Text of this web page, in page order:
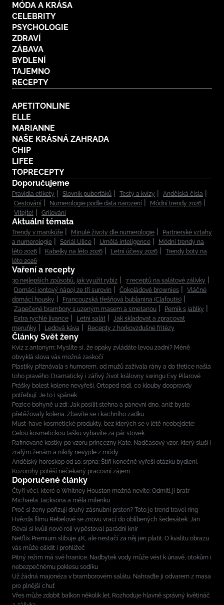
MÓDA A KRÁSA
CELEBRITY
PSYCHOLOGIE
ZDRAVÍ
ZÁBAVA
BYDLENÍ
TAJEMNO
RECEPTY
APETITONLINE
ELLE
MARIANNE
NAŠE KRÁSNÁ ZAHRADA
CHIP
LIFEE
TOPRECEPTY
Doporučujeme
Pravidla etikety Slovník puberťáků Testy a kvízy
Andělská čísla
Cestování
Numerologie podle data narození
Módní trendy 2026
Vítejte!
Grilování
Aktuální témata
Trendy v manikúře Minulé životy dle numerologie
Partnerské vztahy
a numerologie
Seriál Ulice Umělá inteligence
Módní trendy na
léto 2026
Kabelky na léto 2026 Letní účesy 2026
Trendy boty na
léto 2026
Vaření a recepty
30 nejlepších způsobů, jak využít rybíz
7 receptů na salátové zálivky
Domácí iontový nápoj ze tří surovin
Čokoládové brownies
Vláčné
domácí housky
Francouzská třešňová bublanina (Clafoutis)
Zapečené brambory s uzeným masem a smetanou
Perník s jablky
Extra rychlé lívance
Letní salát
Jak skladovat a zpracovat
meruňky
Ledová káva Recepty z horkovzdušné fritézy
Články Svět ženy
Kvíz z antonym: Myslíte si, že opaky zvládáte levou zadní? Méně
obvyklá slova vás možná zaskočí
Plastiky přiznávala s humorem, od mužů zažívala rány a do třetice našla
toho pravého: Dramatický i zářivý život královny swingu Evy Pilarové
Prášky bolest kolene nevyřeší. Ortoped radí, co klouby doopravdy
potřebují. Je to i spánek
Pozice bohyně u zdi: Jak posílit stehna a pánevní dno, aniž byste
přetěžovaly kolena. Zbavíte se i kachního zadku
Must-have kosmetické produkty, bez kterých se v létě neobejdete:
Celou kosmetickou tašku vybavíte za pár stovek
Rafinované kostky po vzoru princezny Kate. Nadčasový vzor, který sluší i
zralým ženám a nikdy nevyjde z módy
Andělský horoskop od 10. srpna: Štíři konečně vyřeší otázku bydlení,
Kozorohy potěší nečekaný pracovní zájem
Doporučené články
Čtyři věci, které o Whitney Houston možná nevíte: Odmítl ji bratr
Michaela Jacksona a měla milenku
Proč si ženy pořizují druhý zásnubní prsten? Toto je trend travel ring
Hvězda filmu Rebelové se znovu vrací do oblíbených šedesátek: Jan
Révai si kvůli nové roli vypěstoval parádní knír
Netflix Premium slibuje 4K, ale nestačí za něj jen platit. O kvalitu obrazu
vás může ošidit i prohlížeč
Pitný režim má své hranice. Nadbytek vody může vést k únavě, otokům i
nebezpečnému poklesu sodíku
Už žádná majonéza v bramborovém salátu. Nahraďte ji odvarem z masa
pro plnější chuť
Vřes může zdobit balkon několik let. Rozhoduje hlavně správný květináč